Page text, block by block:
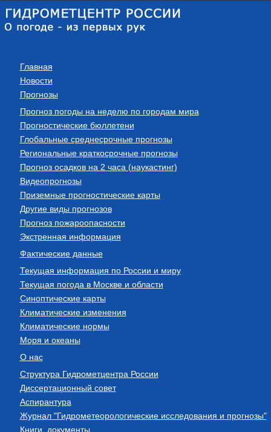
Главная
Новости
Прогнозы
Прогноз погоды на неделю по городам мира
Прогностические бюллетени
Глобальные среднесрочные прогнозы
Региональные краткосрочные прогнозы
Прогноз осадков на 2 часа (наукастинг)
Видеопрогнозы
Приземные прогностические карты
Другие виды прогнозов
Прогноз пожароопасности
Экстренная информация
Фактические данные
Текущая информация по России и миру
Текущая погода в Москве и области
Синоптические карты
Климатические изменения
Климатические нормы
Моря и океаны
О нас
Структура Гидрометцентра России
Диссертационный совет
Аспирантура
Журнал "Гидрометеорологические исследования и прогнозы"
Книги, документы